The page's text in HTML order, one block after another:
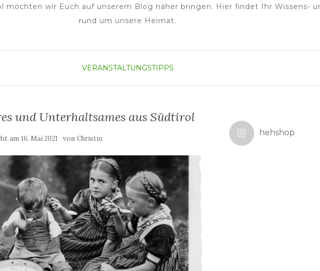
möchten wir Euch auf unserem Blog näher bringen. Hier findet Ihr Wissens-
rund um unsere Heimat.
VERANSTALTUNGSTIPPS
und Unterhaltsames aus Südtirol
am 16. Mai 2021 von Christin
hehshop